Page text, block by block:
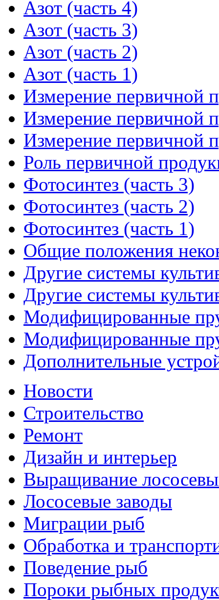
Азот (часть 4)
Азот (часть 3)
Азот (часть 2)
Азот (часть 1)
Измерение первичной
Измерение первичной
Измерение первичной
Роль первичной
Фотосинтез (часть 3)
Фотосинтез (часть 2)
Фотосинтез (часть 1)
Общие положения
Другие системы
Другие системы
Модифицированные
Модифицированные
Дополнительные
Новости
Строительство
Ремонт
Дизайн и интерьер
Выращивание
Лососевые заводы
Миграции рыб
Обработка и
Поведение рыб
Пороки рыбных